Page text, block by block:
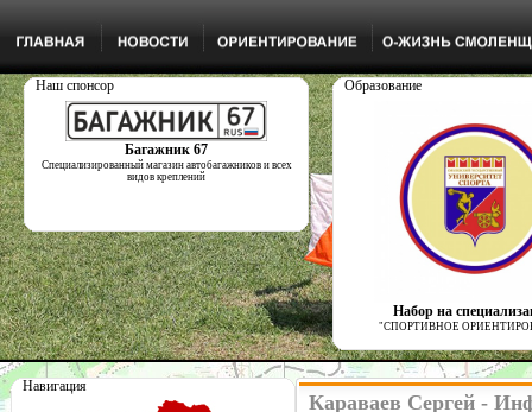
Наш спонсор
Багажник 67
Специализированный магазин автобагажников и всех
видов креплений
Образование
Набор на
"СПОРТИВНОЕ
Навигация
Караваев Сергей -